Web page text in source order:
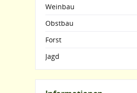
Weinbau
Obstbau
Forst
Jagd